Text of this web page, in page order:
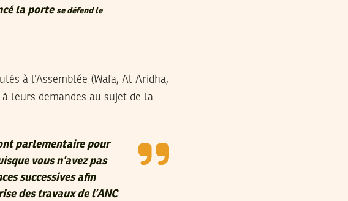
la porte se défend le
à l’Assemblée (Wafa, Al Aridha,
à leurs demandes au sujet de la
parlementaire pour
vous n’avez pas
successives afin
des travaux de l’ANC